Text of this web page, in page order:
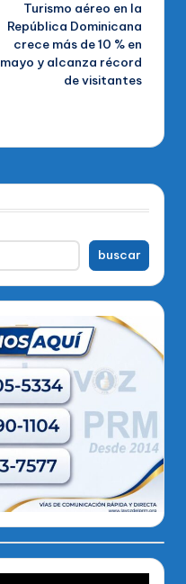
Turismo aéreo en la
República Dominicana
crece más de 10 % en
mayo y alcanza récord
de visitantes
buscar